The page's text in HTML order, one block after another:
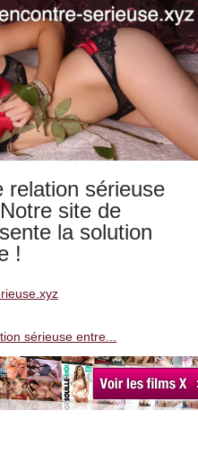
relation sérieuse
site de
la solution
!
sérieuse entre...